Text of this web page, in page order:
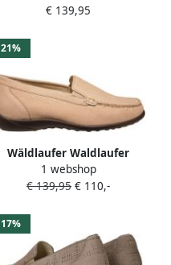
instappers
€ 139,95
21%
Wäldlaufer Waldlaufer
640004-189-060 dames
instappers sportief (6)
1 webshop
€ 139,95 € 110,-
17%